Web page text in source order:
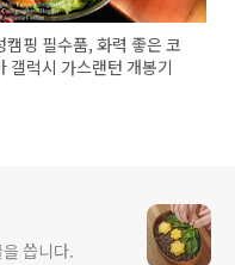
캠핑 필수품, 화력 좋은 코
갤럭시 가스랜턴 개봉기
씁니다.